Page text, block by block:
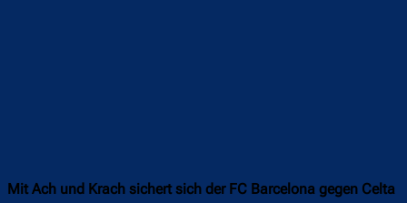
Mit Ach und Krach sichert sich der FC Barcelona gegen Celta